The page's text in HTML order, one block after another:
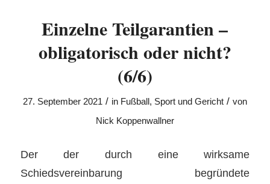
Einzelne Teilgarantien –
obligatorisch oder nicht?
(6/6)
27. September 2021 / in Fußball , Sport und Gericht / von
Nick Koppenwallner
Der der durch eine wirksame
Schiedsvereinbarung begründete